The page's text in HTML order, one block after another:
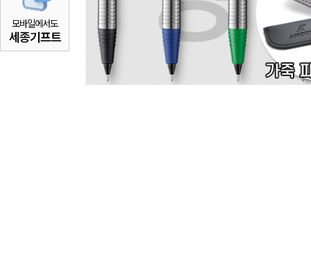
모바일에서도
세종기프트